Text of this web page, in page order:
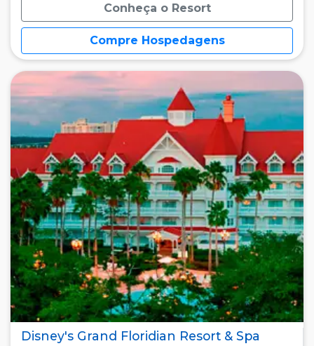
Conheça o Resort
Compre Hospedagens
Disney's Grand Floridian Resort & Spa